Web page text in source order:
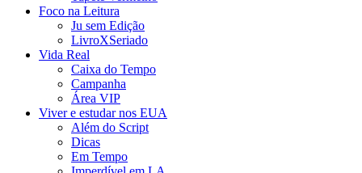
Foco na Leitura
Ju sem Edição
LivroXSeriado
Vida Real
Caixa do Tempo
Campanha
Área VIP
Viver e estudar nos EUA
Além do Script
Dicas
Em Tempo